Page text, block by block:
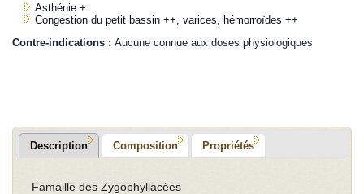
Asthénie +
Congestion du petit bassin ++, varices, hémorroïdes ++
Contre-indications :Aucune connue aux doses physiologiques
Description Composition Propriétés
Famaille des Zygophyllacées